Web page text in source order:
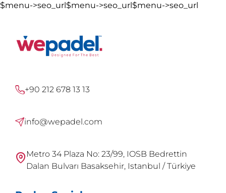
$menu->seo_url$menu->seo_url$menu->seo_url
+90 212 678 13 13
info@wepadel.com
Metro 34 Plaza No: 23/99, IOSB Bedrettin
Dalan Bulvarı Basaksehir, Istanbul / Türkiye